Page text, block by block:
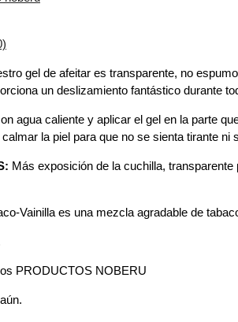
gel de afeitar es transparente, no
un deslizamiento fantástico durante
agua caliente y aplicar el gel en la parte
la piel para que no se sienta tirante ni
Más exposición de la cuchilla,
Vainilla es una mezcla agradable de
PRODUCTOS NOBERU